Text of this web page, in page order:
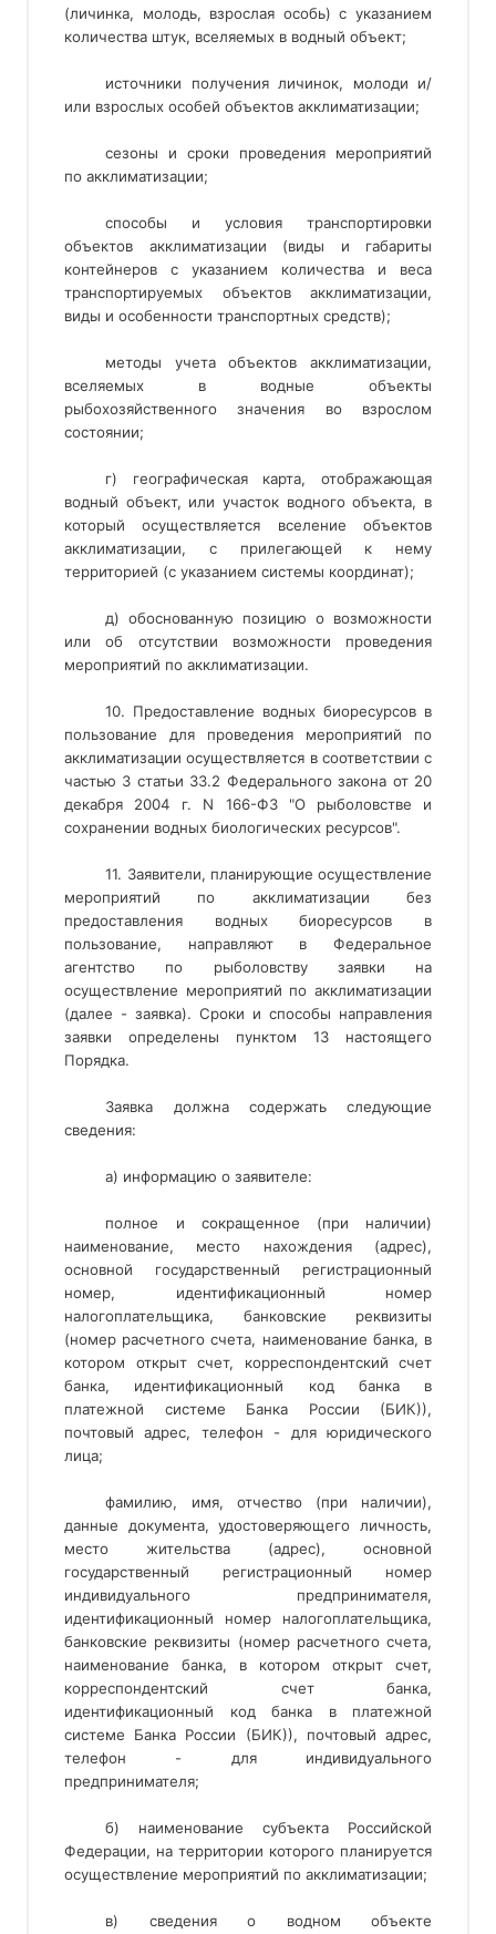
(личинка, молодь, взрослая особь) с указанием
количества штук, вселяемых в водный объект;
источники получения личинок, молоди и/
или взрослых особей объектов акклиматизации;
сезоны и сроки проведения мероприятий
по акклиматизации;
способы и условия транспортировки
объектов акклиматизации (виды и габариты
контейнеров с указанием количества и веса
транспортируемых объектов акклиматизации,
виды и особенности транспортных средств);
методы учета объектов акклиматизации,
вселяемых в водные объекты
рыбохозяйственного значения во взрослом
состоянии;
г) географическая карта, отображающая
водный объект, или участок водного объекта, в
который осуществляется вселение объектов
акклиматизации, с прилегающей к нему
территорией (с указанием системы координат);
д) обоснованную позицию о возможности
или об отсутствии возможности проведения
мероприятий по акклиматизации.
10. Предоставление водных биоресурсов в
пользование для проведения мероприятий по
акклиматизации осуществляется в соответствии с
частью 3 статьи 33.2 Федерального закона от 20
декабря 2004 г. N 166-ФЗ "О рыболовстве и
сохранении водных биологических ресурсов".
11. Заявители, планирующие осуществление
мероприятий по акклиматизации без
предоставления водных биоресурсов в
пользование, направляют в Федеральное
агентство по рыболовству заявки на
осуществление мероприятий по акклиматизации
(далее - заявка). Сроки и способы направления
заявки определены пунктом 13 настоящего
Порядка.
Заявка должна содержать следующие
сведения:
а) информацию о заявителе:
полное и сокращенное (при наличии)
наименование, место нахождения (адрес),
основной государственный регистрационный
номер, идентификационный номер
налогоплательщика, банковские реквизиты
(номер расчетного счета, наименование банка, в
котором открыт счет, корреспондентский счет
банка, идентификационный код банка в
платежной системе Банка России (БИК)),
почтовый адрес, телефон - для юридического
лица;
фамилию, имя, отчество (при наличии),
данные документа, удостоверяющего личность,
место жительства (адрес), основной
государственный регистрационный номер
индивидуального предпринимателя,
идентификационный номер налогоплательщика,
банковские реквизиты (номер расчетного счета,
наименование банка, в котором открыт счет,
корреспондентский счет банка,
идентификационный код банка в платежной
системе Банка России (БИК)), почтовый адрес,
телефон - для индивидуального
предпринимателя;
б) наименование субъекта Российской
Федерации, на территории которого планируется
осуществление мероприятий по акклиматизации;
в) сведения о водном объекте